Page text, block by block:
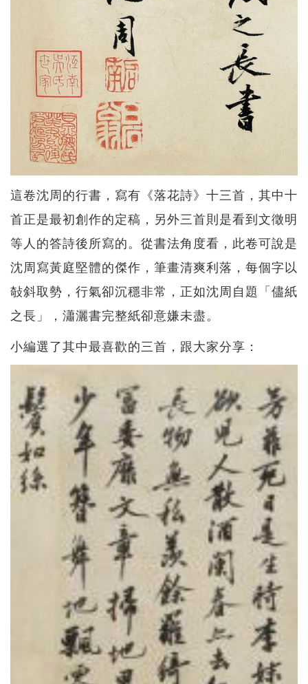
這卷沈周的行書，寫有《落花詩》十三首，其中十
首正是最初創作的定稿，另外三首則是看到文徵明
等人的答詩後所寫的。從書法角度看，此卷可說是
沈周寫黃庭堅體的傑作，筆畫清爽利落，每個字以
敧斜取勢，行氣卻沉穩非常，正如沈周自題「儘紙
之長」，瀟灑書完整紙卻意嫌未盡。
小編選了其中最喜歡的三首，跟大家分享：